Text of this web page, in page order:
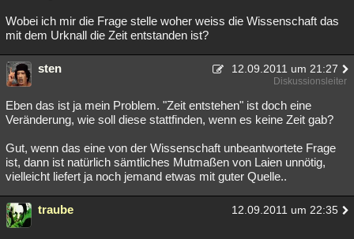
Wobei ich mir die Frage stelle woher weiss die Wissenschaft das
mit dem Urknall die Zeit entstanden ist?
sten 12.09.2011 um 21:27
Diskussionsleiter
Eben das ist ja mein Problem. "Zeit entstehen" ist doch eine
Veränderung, wie soll diese stattfinden, wenn es keine Zeit gab?
Gut, wenn das eine von der Wissenschaft unbeantwortete Frage
ist, dann ist natürlich sämtliches Mutmaßen von Laien unnötig,
vielleicht liefert ja noch jemand etwas mit guter Quelle..
traube 12.09.2011 um 22:35